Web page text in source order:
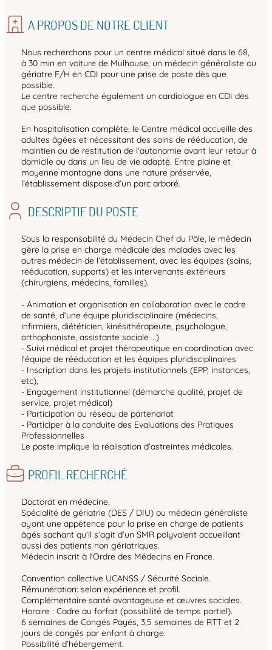
A PROPOS DE NOTRE CLIENT
Nous recherchons pour un centre médical situé dans le 68,
à 30 min en voiture de Mulhouse, un médecin généraliste ou
gériatre F/H en CDI pour une prise de poste dès que
possible.
Le centre recherche également un cardiologue en CDI dès
que possible.
En hospitalisation complète, le Centre médical accueille des
adultes âgées et nécessitant des soins de rééducation, de
maintien ou de restitution de l’autonomie avant leur retour à
domicile ou dans un lieu de vie adapté. Entre plaine et
moyenne montagne dans une nature préservée,
l’établissement dispose d’un parc arboré.
DESCRIPTIF DU POSTE
Sous la responsabilité du Médecin Chef du Pôle, le médecin
gère la prise en charge médicale des malades avec les
autres médecin de l’établissement, avec les équipes (soins,
rééducation, supports) et les intervenants extérieurs
(chirurgiens, médecins, familles).
- Animation et organisation en collaboration avec le cadre
de santé, d’une équipe pluridisciplinaire (médecins,
infirmiers, diététicien, kinésithérapeute, psychologue,
orthophoniste, assistante sociale …)
- Suivi médical et projet thérapeutique en coordination avec
l'équipe de rééducation et les équipes pluridisciplinaires
- Inscription dans les projets institutionnels (EPP, instances,
etc),
- Engagement institutionnel (démarche qualité, projet de
service, projet médical)
- Participation au réseau de partenariat
- Participer à la conduite des Evaluations des Pratiques
Professionnelles
Le poste implique la réalisation d’astreintes médicales.
PROFIL RECHERCHÉ
Doctorat en médecine.
Spécialité de gériatrie (DES / DIU) ou médecin généraliste
ayant une appétence pour la prise en charge de patients
âgés sachant qu’il s’agit d’un SMR polyvalent accueillant
aussi des patients non gériatriques.
Médecin inscrit à l'Ordre des Médecins en France.
Convention collective UCANSS / Sécurité Sociale.
Rémunération: selon expérience et profil.
Complémentaire santé avantageuse et œuvres sociales.
Horaire : Cadre au forfait (possibilité de temps partiel).
6 semaines de Congés Payés, 3,5 semaines de RTT et 2
jours de congés par enfant à charge.
Possibilité d’hébergement.